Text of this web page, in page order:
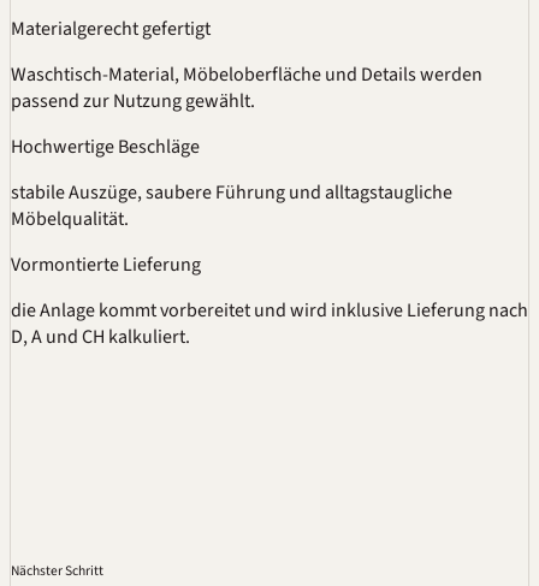
Materialgerecht gefertigt
Waschtisch-Material, Möbeloberfläche und Details werden
passend zur Nutzung gewählt.
Hochwertige Beschläge
stabile Auszüge, saubere Führung und alltagstaugliche
Möbelqualität.
Vormontierte Lieferung
die Anlage kommt vorbereitet und wird inklusive Lieferung nach
D, A und CH kalkuliert.
Nächster Schritt